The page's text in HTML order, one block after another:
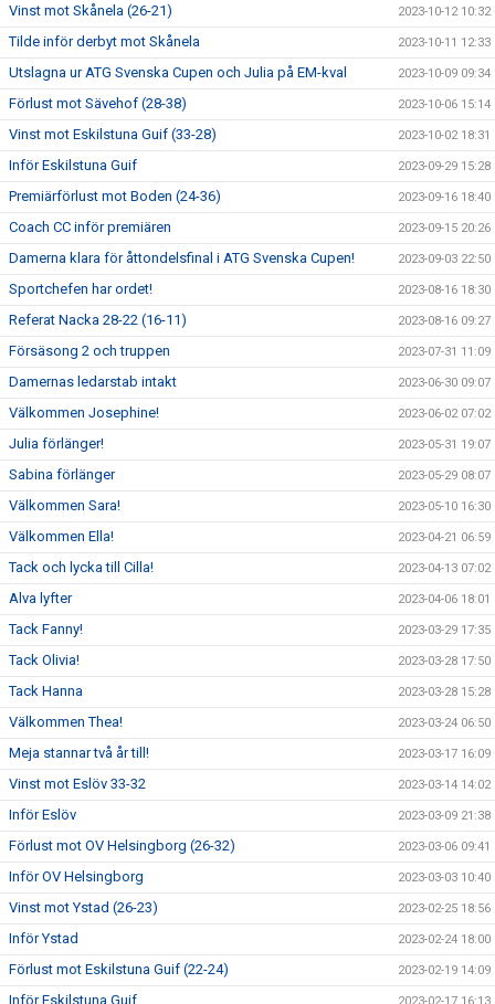
Vinst mot Skånela (26-21) 2023-10-12 10:32
Tilde inför derbyt mot Skånela 2023-10-11 12:33
Utslagna ur ATG Svenska Cupen och Julia på EM-kval 2023-10-09 09:34
Förlust mot Sävehof (28-38) 2023-10-06 15:14
Vinst mot Eskilstuna Guif (33-28) 2023-10-02 18:31
Inför Eskilstuna Guif 2023-09-29 15:28
Premiärförlust mot Boden (24-36) 2023-09-16 18:40
Coach CC inför premiären 2023-09-15 20:26
Damerna klara för åttondelsfinal i ATG Svenska Cupen! 2023-09-03 22:50
Sportchefen har ordet! 2023-08-16 18:30
Referat Nacka 28-22 (16-11) 2023-08-16 09:27
Försäsong 2 och truppen 2023-07-31 11:09
Damernas ledarstab intakt 2023-06-30 09:07
Välkommen Josephine! 2023-06-02 07:02
Julia förlänger! 2023-05-31 19:07
Sabina förlänger 2023-05-29 08:07
Välkommen Sara! 2023-05-10 16:30
Välkommen Ella! 2023-04-21 06:59
Tack och lycka till Cilla! 2023-04-13 07:02
Alva lyfter 2023-04-06 18:01
Tack Fanny! 2023-03-29 17:35
Tack Olivia! 2023-03-28 17:50
Tack Hanna 2023-03-28 15:28
Välkommen Thea! 2023-03-24 06:50
Meja stannar två år till! 2023-03-17 16:09
Vinst mot Eslöv 33-32 2023-03-14 14:02
Inför Eslöv 2023-03-09 21:38
Förlust mot OV Helsingborg (26-32) 2023-03-06 09:41
Inför OV Helsingborg 2023-03-03 10:40
Vinst mot Ystad (26-23) 2023-02-25 18:56
Inför Ystad 2023-02-24 18:00
Förlust mot Eskilstuna Guif (22-24) 2023-02-19 14:09
Inför Eskilstuna Guif 2023-02-17 16:13